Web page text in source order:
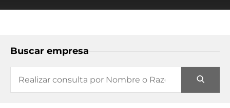
Buscar empresa